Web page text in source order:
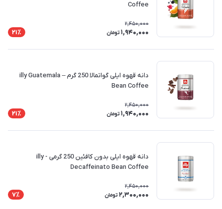
Coffee
2,450,000
1,940,000 تومان 21٪
دانه قهوه ایلی گواتمالا 250 گرم – illy Guatemala
Bean Coffee
2,450,000
1,940,000 تومان 21٪
دانه قهوه ایلی بدون کافئین 250 گرمی - illy
Decaffeinato Bean Coffee
2,450,000
2,300,000 تومان 7٪